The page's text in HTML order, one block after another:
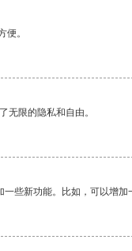
便。
无限的隐私和自由。
些新功能。比如，可以增